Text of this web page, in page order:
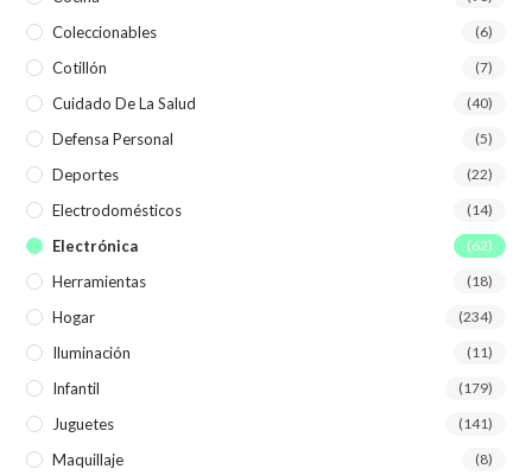
Coleccionables (6)
Cotillón (7)
Cuidado De La Salud (40)
Defensa Personal (5)
Deportes (22)
Electrodomésticos (14)
Electrónica (62)
Herramientas (18)
Hogar (234)
Iluminación (11)
Infantil (179)
Juguetes (141)
Maquillaje (8)